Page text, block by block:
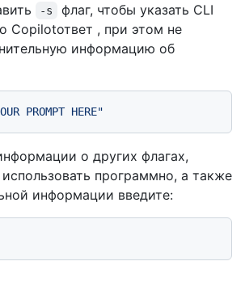
-s
флаг, чтобы указать CLI
Copilotответ , при этом не
информацию об
PROMPT HERE"
о других флагах,
программно, а также
информации введите: